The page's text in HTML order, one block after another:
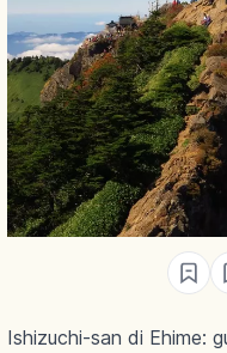
Ishizuchi-san di Ehime: